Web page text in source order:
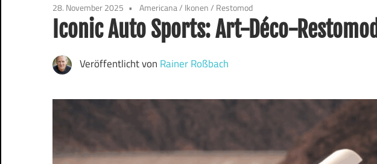
28. November 2025 Americana/ Ikonen/ Restomod
Iconic Auto Sports: Art-Déco-Restomod
Veröffentlicht von Rainer Roßbach